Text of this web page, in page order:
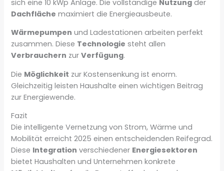
sich eine 10 kWp Anlage. Die vollständige Nutzung der
Dachfläche maximiert die Energieausbeute.
Wärmepumpen und Ladestationen arbeiten perfekt
zusammen. Diese Technologie steht allen
Verbrauchern zurVerfügung.
Die Möglichkeit zur Kostensenkung ist enorm.
Gleichzeitig leisten Haushalte einen wichtigen Beitrag
zur Energiewende.
Fazit
Die intelligente Vernetzung von Strom, Wärme und
Mobilität erreicht 2025 einen entscheidenden Reifegrad.
Diese Integration verschiedener Energiesektoren
bietet Haushalten und Unternehmen konkrete